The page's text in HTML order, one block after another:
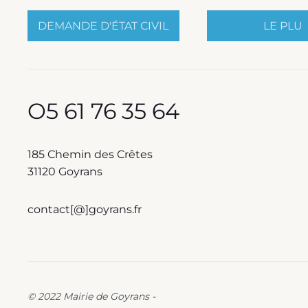
DEMANDE D'ÉTAT CIVIL LE PLU
O5 61 76 35 64
185 Chemin des Crêtes
31120 Goyrans
contact[@]goyrans.fr
© 2022 Mairie de Goyrans -